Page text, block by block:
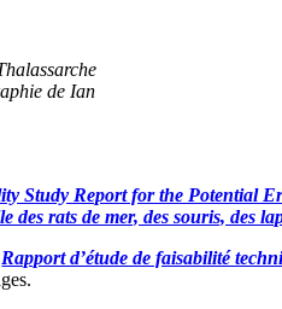
de Ian
Study Report for the Potential
rats de mer, des souris, des
Rapport d’étude de faisabilité